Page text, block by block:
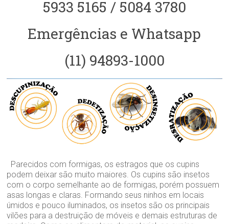
5933 5165 / 5084 3780
Emergências e Whatsapp
(11) 94893-1000
Parecidos com formigas, os estragos que os cupins
podem deixar são muito maiores. Os cupins são insetos
com o corpo semelhante ao de formigas, porém possuem
asas longas e claras. Formando seus ninhos em locais
úmidos e pouco iluminados, os insetos são os principais
vilões para a destruição de móveis e demais estruturas de